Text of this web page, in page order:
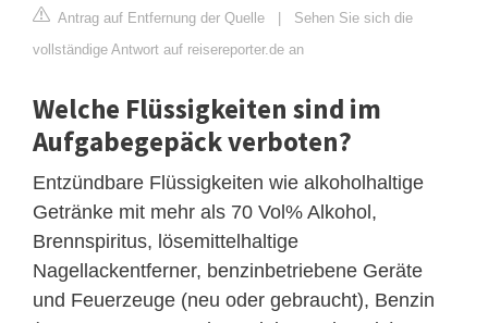
Antrag auf Entfernung der Quelle | Sehen Sie sich die
vollständige Antwort auf reisereporter.de an
Welche Flüssigkeiten sind im
Aufgabegepäck verboten?
Entzündbare Flüssigkeiten wie alkoholhaltige
Getränke mit mehr als 70 Vol% Alkohol,
Brennspiritus, lösemittelhaltige
Nagellackentferner, benzinbetriebene Geräte
und Feuerzeuge (neu oder gebraucht), Benzin